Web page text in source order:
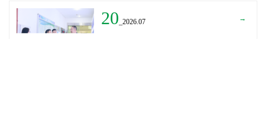
20 _2026.07 →